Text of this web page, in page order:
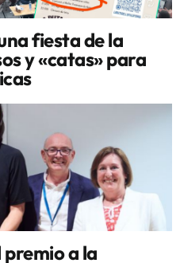
fiesta de la
y «catas» para
a la